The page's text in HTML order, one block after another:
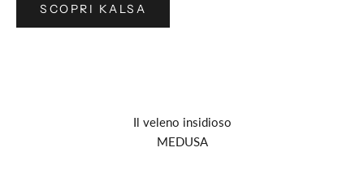
SCOPRI KALSA
Il veleno insidioso
MEDUSA